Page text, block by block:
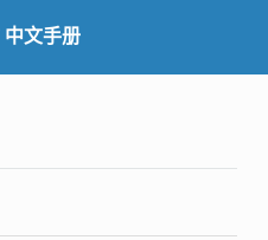
文手册